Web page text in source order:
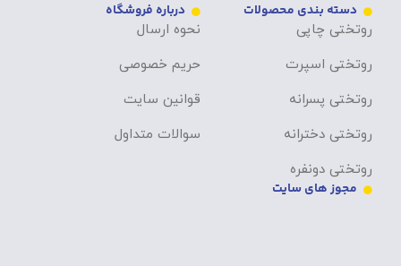
دسته بندی محصولات
روتختی چاپی
روتختی اسپرت
روتختی پسرانه
روتختی دخترانه
روتختی دونفره
درباره فروشگاه
نحوه ارسال
حریم خصوصی
قوانین سایت
سوالات متداول
مجوز های سایت